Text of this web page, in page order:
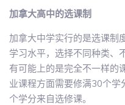
加拿大高中的选课制
加拿大中学实行的是选课制
学习水平，选择不同种类、
有可能上的是完全不一样的
业课程方面需要修满30个
个学分来自选修课。